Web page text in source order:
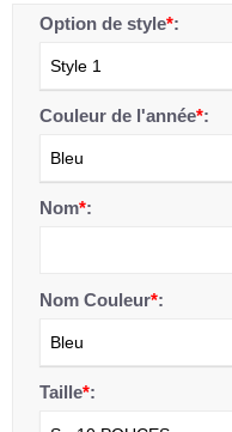
Option de style*:
Style 1
Couleur de l'année*:
Bleu
Nom*:
Nom Couleur*:
Bleu
Taille*: